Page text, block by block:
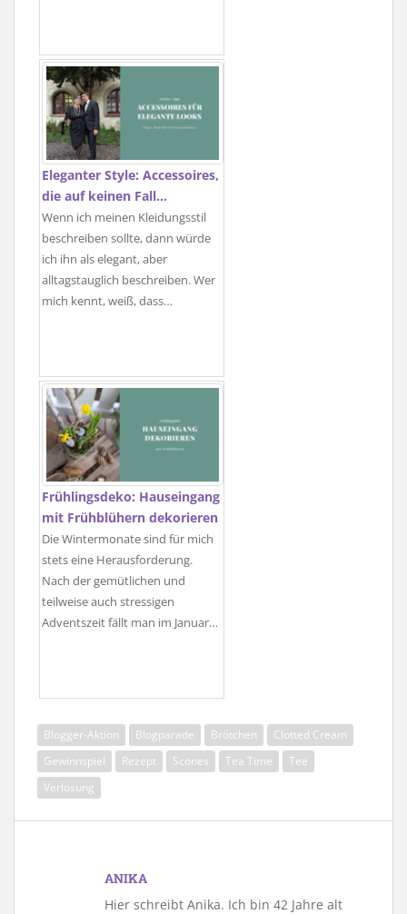
Eleganter Style: Accessoires,
die auf keinen Fall…
Wenn ich meinen Kleidungsstil
beschreiben sollte, dann würde
ich ihn als elegant, aber
alltagstauglich beschreiben. Wer
mich kennt, weiß, dass…
Frühlingsdeko: Hauseingang
mit Frühblühern dekorieren
Die Wintermonate sind für mich
stets eine Herausforderung.
Nach der gemütlichen und
teilweise auch stressigen
Adventszeit fällt man im Januar…
Blogger-Aktion Blogparade Brötchen
Clotted Cream
Gewinnspiel
Rezept Scones Tea Time
Tee
Verlosung
ANIKA
Hier schreibt Anika. Ich bin 42 Jahre alt